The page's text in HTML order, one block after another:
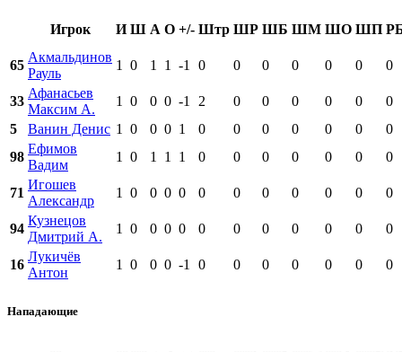
Игрок И Ш А О +/- Штр ШР ШБ ШМ ШО ШП
65
Акмальдинов
Рауль
1 0 1 1 -1 0 0 0 0 0 0 0
33
Афанасьев
Максим А.
1 0 0 0 -1 2 0 0 0 0 0
0
5
Ванин Денис 1 0 0 0 1 0 0 0 0 0 0
0
98
Ефимов
Вадим
1 0 1 1 1 0 0 0 0 0 0 0
71
Игошев
Александр
1 0 0 0 0 0 0 0 0 0 0 0
94
Кузнецов
Дмитрий А.
1 0 0 0 0 0 0 0 0 0 0 0
16
Лукичёв
Антон
1 0 0 0 -1 0 0 0 0 0 0 0
Нападающие